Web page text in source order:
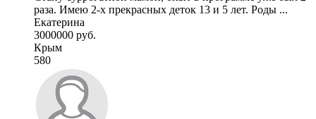
раза. Имею 2-х прекрасных деток 13 и 5 лет. Роды ...
Екатерина
3000000 руб.
Крым
580